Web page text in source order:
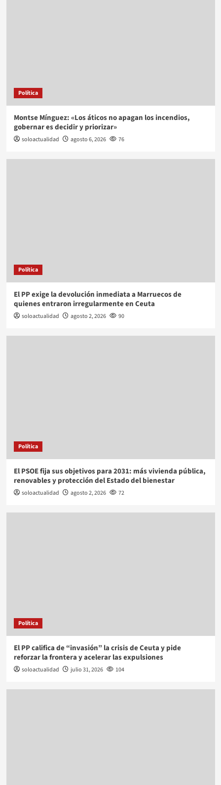
Política
Montse Mínguez: «Los áticos no apagan los incendios,
gobernar es decidir y priorizar»
soloactualidad agosto 6, 2026 76
Política
El PP exige la devolución inmediata a Marruecos de
quienes entraron irregularmente en Ceuta
soloactualidad agosto 2, 2026 90
Política
El PSOE fija sus objetivos para 2031: más vivienda pública,
renovables y protección del Estado del bienestar
soloactualidad agosto 2, 2026 72
Política
El PP califica de “invasión” la crisis de Ceuta y pide
reforzar la frontera y acelerar las expulsiones
soloactualidad julio 31, 2026 104